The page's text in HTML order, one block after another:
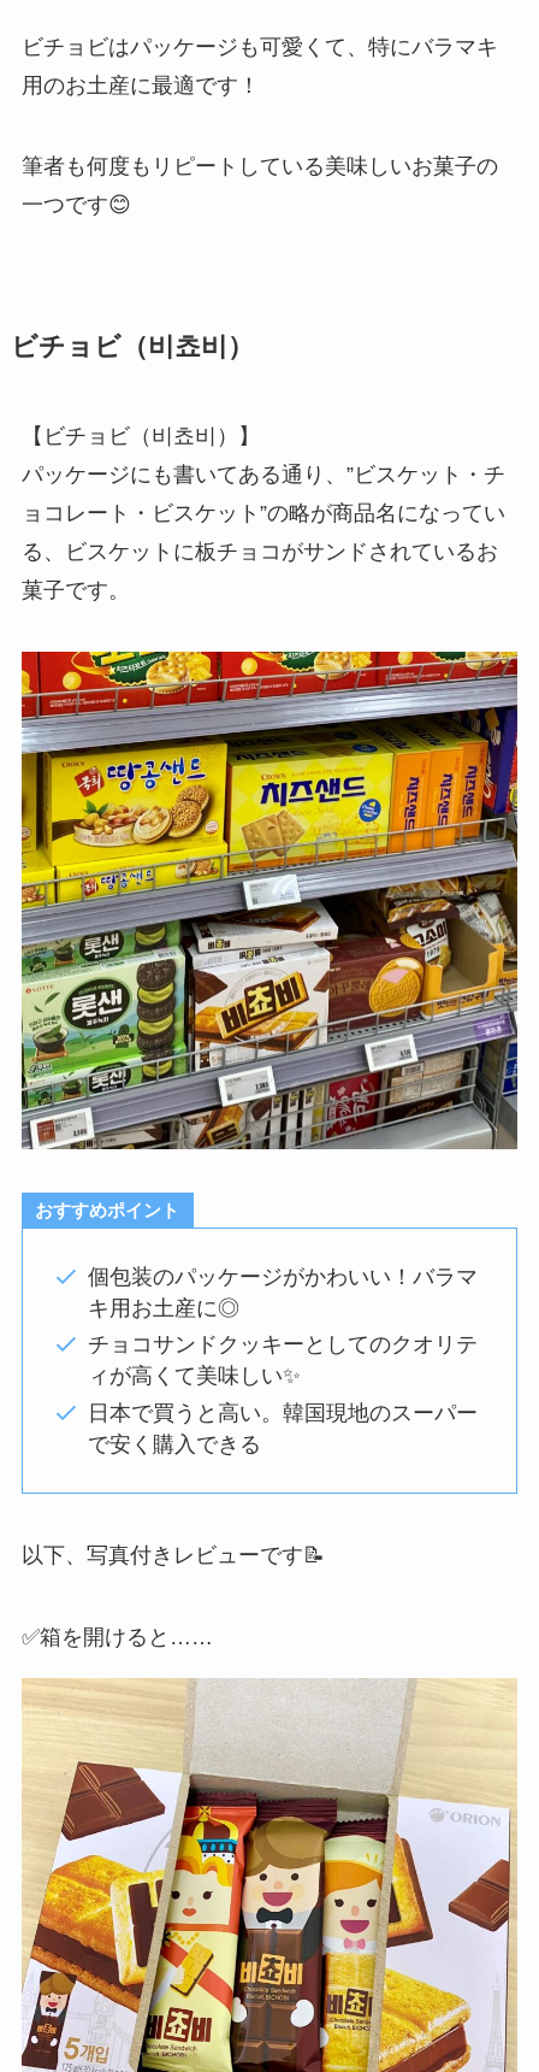
ビチョビはパッケージも可愛くて、特にバラマキ
用のお土産に最適です！
筆者も何度もリピートしている美味しいお菓子の
一つです😊
ビチョビ（비쵸비）
【ビチョビ（비쵸비）】
パッケージにも書いてある通り、”ビスケット・チ
ョコレート・ビスケット”の略が商品名になってい
る、ビスケットに板チョコがサンドされているお
菓子です。
おすすめポイント
個包装のパッケージがかわいい！バラマ
キ用お土産に◎
チョコサンドクッキーとしてのクオリテ
ィが高くて美味しい✨️
日本で買うと高い。韓国現地のスーパー
で安く購入できる
以下、写真付きレビューです📝
✅️箱を開けると……